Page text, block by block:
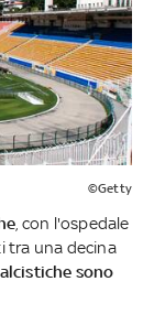
©Getty
, con l'ospedale
tra una decina
sono